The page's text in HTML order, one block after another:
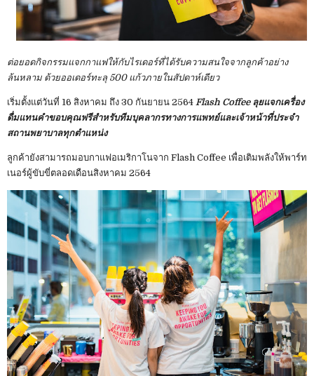
ต่อยอดกิจกรรมแจกกาแฟให้กับไรเดอร์ที่ได้รับความสนใจจากลูกค้าอย่าง
ล้นหลาม ด้วยออเดอร์ทะลุ 500 แก้วภายในสัปดาห์เดียว
เริ่มตั้งแต่วันที่ 16 สิงหาคม ถึง 30 กันยายน 2564 Flash Coffee ลุยแจกเครื่อง
ดื่มแทนคำขอบคุณฟรีสำหรับทีมบุคลากรทางการแพทย์และเจ้าหน้าที่ประจำ
สถานพยาบาลทุกตำแหน่ง
ลูกค้ายังสามารถมอบกาแฟอเมริกาโนจาก Flash Coffee เพื่อเติมพลังให้พาร์ท
เนอร์ผู้ขับขี่ตลอดเดือนสิงหาคม 2564